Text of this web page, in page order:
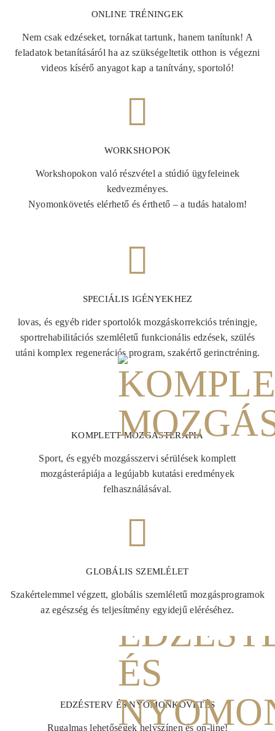
ONLINE TRÉNINGEK
Nem csak edzéseket, tornákat tartunk, hanem tanítunk! A
feladatok betanításáról ha az szükségeltetik otthon is végezni
videos kísérő anyagot kap a tanítvány, sportoló!
WORKSHOPOK
Workshopokon való részvétel a stúdió ügyfeleinek
kedvezményes.
Nyomonkövetés elérhető és érthető – a tudás hatalom!
SPECIÁLIS IGÉNYEKHEZ
lovas, és egyéb rider sportolók mozgáskorrekciós tréningje,
sportrehabilitációs szemléletű funkcionális edzések, szülés
utáni komplex regenerációs program, szakértő gerinctréning.
KOMPLETT MOZGÁSTERÁPIA
Sport, és egyéb mozgásszervi sérülések komplett
mozgásterápiája a legújabb kutatási eredmények
felhasználásával.
GLOBÁLIS SZEMLÉLET
Szakértelemmel végzett, globális szemléletű mozgásprogramok
az egészség és teljesítmény egyidejű eléréséhez.
EDZÉSTERV ÉS NYOMONKÖVETÉS
Rugalmas lehetőségek helyszínen és on-line!